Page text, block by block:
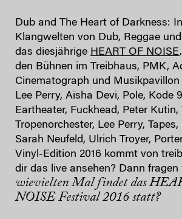
Dub and The Heart of Darkness:
Klangwelten von Dub, Reggae
das diesjährige HEART OF NOISE
den Bühnen im Treibhaus, PMK,
Cinematograph und Musikpavillon
Lee Perry, Aïsha Devi, Pole, Kode
Eartheater, Fuckhead, Peter Kutin,
Tropenorchester, Lee Perry,
Sarah Neufeld, Ulrich Troyer,
Vinyl-Edition 2016 kommt von
dir das live ansehen? Dann fragen
wievielten Mal findet das
NOISE Festival 2016 statt?